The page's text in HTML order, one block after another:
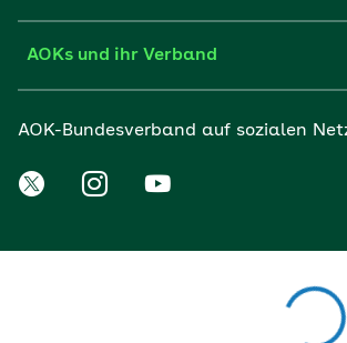
AOKs und ihr Verband
AOK-Bundesverband auf sozialen